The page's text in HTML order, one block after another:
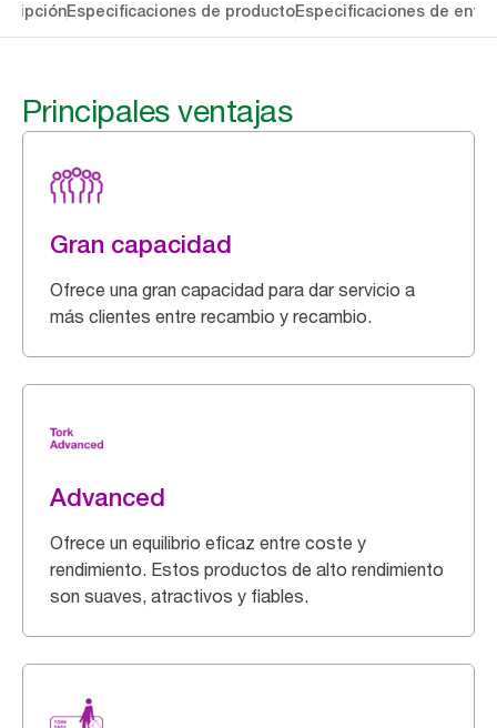
Especificaciones de productoEspecificaciones de
Principales ventajas
Gran capacidad
Ofrece una gran capacidad para dar servicio a
más clientes entre recambio y recambio.
Advanced
Ofrece un equilibrio eficaz entre coste y
rendimiento. Estos productos de alto rendimiento
son suaves, atractivos y fiables.